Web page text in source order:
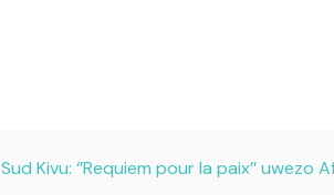
Sud Kivu: ‘’Requiem pour la paix’’